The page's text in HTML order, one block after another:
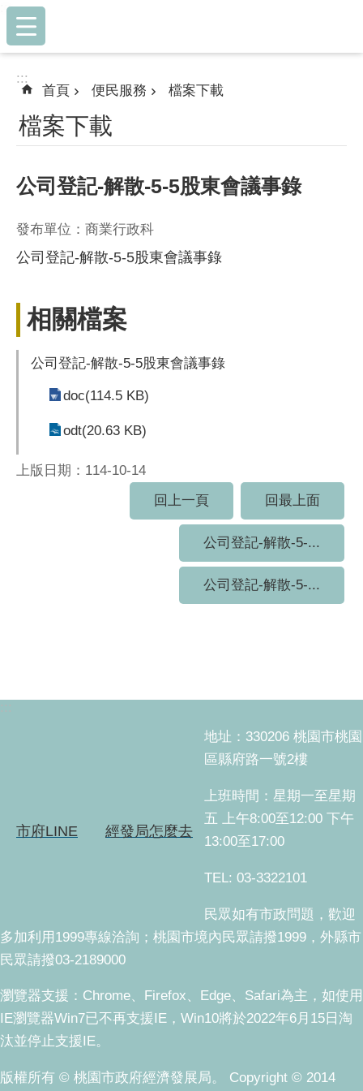
跳到主要內容區塊
:::
:::
首頁 便民服務 檔案下載
檔案下載
公司登記-解散-5-5股東會議事錄
發布單位：商業行政科
公司登記-解散-5-5股東會議事錄
相關檔案
公司登記-解散-5-5股東會議事錄
doc(114.5 KB)
odt(20.63 KB)
上版日期：114-10-14
回上一頁
回最上面
公司登記-解散-5-...
公司登記-解散-5-...
:::
市府LINE 經發局怎麼去
地址：330206 桃園市桃園
區縣府路一號2樓
上班時間：星期一至星期
五 上午8:00至12:00 下午
13:00至17:00
TEL: 03-3322101
民眾如有市政問題，歡迎
多加利用1999專線洽詢；桃園市境內民眾請撥1999，外縣市
民眾請撥03-2189000
瀏覽器支援：Chrome、Firefox、Edge、Safari為主，如使用
IE瀏覽器Win7已不再支援IE，Win10將於2022年6月15日淘
汰並停止支援IE。
版權所有 © 桃園市政府經濟發展局。 Copyright © 2014